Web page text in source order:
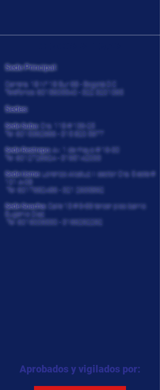
Sede Principal:
Carrera. 18 N° 18 Sur 68 - Bogotá D.C
Teléfonos: 6015605540 - 322 3201065
Sedes:
Sede Suba: Cra. 118 # 136-25
Tel: 6015362966 - 315 820 5977
Sede Restrepo: Av. 1 de mayo # 16-30
Tel: 6012726924- 3195142033
Sede Usme: Lorenzo Alcatuz II sector Cra. 5 este #
101 A-08
Tel: 6017682486 - 321 2935892
Sede Soacha: Calle 13 # 9-69 tercer piso barrio
Eugenio Diaz
Tel: 6019009330 - 3166292292
Aprobados y vigilados por: